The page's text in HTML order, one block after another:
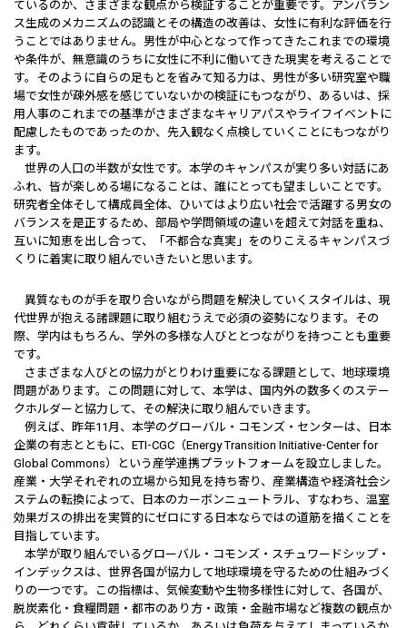
ているのか、さまざまな観点から検証することが重要です。アンバラン
ス生成のメカニズムの認識とその構造の改善は、女性に有利な評価を行
うことではありません。男性が中心となって作ってきたこれまでの環境
や条件が、無意識のうちに女性に不利に働いてきた現実を考えることで
す。そのように自らの足もとを省みて知る力は、男性が多い研究室や職
場で女性が疎外感を感じていないかの検証にもつながり、あるいは、採
用人事のこれまでの基準がさまざまなキャリアパスやライフイベントに
配慮したものであったのか、先入観なく点検していくことにもつながり
ます。
世界の人口の半数が女性です。本学のキャンパスが実り多い対話にあ
ふれ、皆が楽しめる場になることは、誰にとっても望ましいことです。
研究者全体そして構成員全体、ひいてはより広い社会で活躍する男女の
バランスを是正するため、部局や学問領域の違いを超えて対話を重ね、
互いに知恵を出し合って、「不都合な真実」をのりこえるキャンパスづ
くりに着実に取り組んでいきたいと思います。
異質なものが手を取り合いながら問題を解決していくスタイルは、現
代世界が抱える諸課題に取り組むうえで必須の姿勢になります。その
際、学内はもちろん、学外の多様な人びととつながりを持つことも重要
です。
さまざまな人びとの協力がとりわけ重要になる課題として、地球環境
問題があります。この問題に対して、本学は、国内外の数多くのステー
クホルダーと協力して、その解決に取り組んでいきます。
例えば、昨年11月、本学のグローバル・コモンズ・センターは、日本
企業の有志とともに、ETI-CGC（Energy Transition Initiative-Center for
Global Commons）という産学連携プラットフォームを設立しました。
産業・大学それぞれの立場から知見を持ち寄り、産業構造や経済社会シ
ステムの転換によって、日本のカーボンニュートラル、すなわち、温室
効果ガスの排出を実質的にゼロにする日本ならではの道筋を描くことを
目指しています。
本学が取り組んでいるグローバル・コモンズ・スチュワードシップ・
インデックスは、世界各国が協力して地球環境を守るための仕組みづく
りの一つです。この指標は、気候変動や生物多様性に対して、各国が、
脱炭素化・食糧問題・都市のあり方・政策・金融市場など複数の観点か